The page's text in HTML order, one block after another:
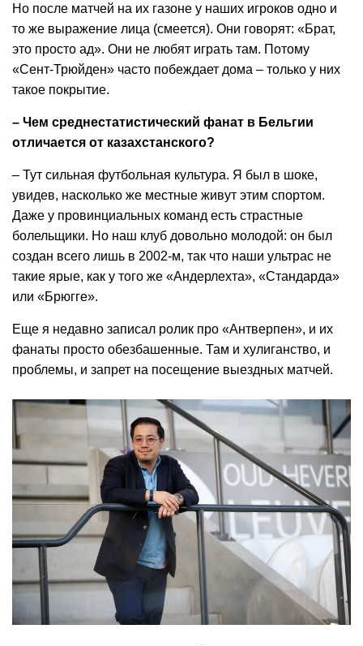
Но после матчей на их газоне у наших игроков одно и
то же выражение лица (смеется). Они говорят: «Брат,
это просто ад». Они не любят играть там. Потому
«Сент-Трюйден» часто побеждает дома – только у них
такое покрытие.
– Чем среднестатистический фанат в Бельгии
отличается от казахстанского?
– Тут сильная футбольная культура. Я был в шоке,
увидев, насколько же местные живут этим спортом.
Даже у провинциальных команд есть страстные
болельщики. Но наш клуб довольно молодой: он был
создан всего лишь в 2002-м, так что наши ультрас не
такие ярые, как у того же «Андерлехта», «Стандарда»
или «Брюгге».
Еще я недавно записал ролик про «Антверпен», и их
фанаты просто обезбашенные. Там и хулиганство, и
проблемы, и запрет на посещение выездных матчей.